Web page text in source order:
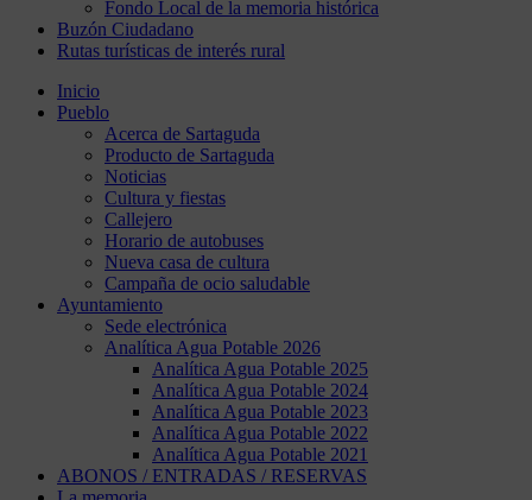
Fondo Local de la memoria histórica
Buzón Ciudadano
Rutas turísticas de interés rural
Inicio
Pueblo
Acerca de Sartaguda
Producto de Sartaguda
Noticias
Cultura y fiestas
Callejero
Horario de autobuses
Nueva casa de cultura
Campaña de ocio saludable
Ayuntamiento
Sede electrónica
Analítica Agua Potable 2026
Analítica Agua Potable 2025
Analítica Agua Potable 2024
Analítica Agua Potable 2023
Analítica Agua Potable 2022
Analítica Agua Potable 2021
ABONOS / ENTRADAS / RESERVAS